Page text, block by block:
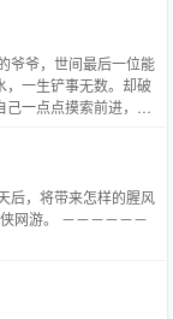
爷爷，世间最后一位能
，一生铲事无数。却破
一点点摸索前进，打
家造孽常终日，作福
书海
后，将带来怎样的腥风
网游。 －－－－－－